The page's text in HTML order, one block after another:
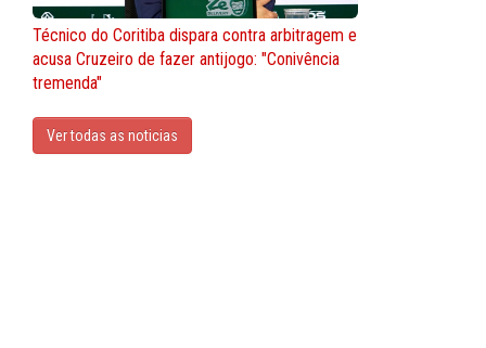
Técnico do Coritiba dispara contra arbitragem e
acusa Cruzeiro de fazer antijogo: "Conivência
tremenda"
Ver todas as noticias